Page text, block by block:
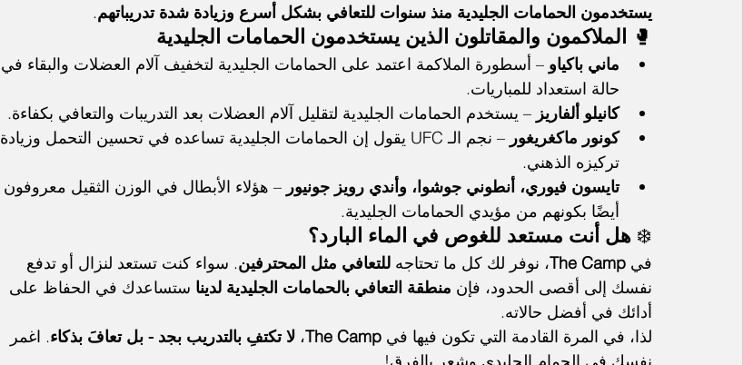
يستخدمون الحمامات الجليدية منذ سنوات للتعافي بشكل أسرع وزيادة شدة تدريباتهم.
🥊 الملاكمون والمقاتلون الذين يستخدمون الحمامات الجليدية
ماني باكياو – أسطورة الملاكمة اعتمد على الحمامات الجليدية لتخفيف آلام العضلات والبقاء في
حالة استعداد للمباريات.
كانيلو ألفاريز – يستخدم الحمامات الجليدية لتقليل آلام العضلات بعد التدريبات والتعافي بكفاءة.
كونور ماكغريغور
– نجم الـ UFC يقول إن الحمامات الجليدية تساعده في تحسين التحمل وزيادة
تركيزه الذهني.
تايسون فيوري، أنطوني جوشوا، وأندي رويز جونيور – هؤلاء الأبطال في الوزن الثقيل معروفون
أيضًا بكونهم من مؤيدي الحمامات الجليدية.
❄️ هل أنت مستعد للغوص في الماء البارد؟
في The Camp، نوفر لك كل ما تحتاجه للتعافي مثل المحترفين. سواء كنت تستعد لنزال أو تدفع
نفسك إلى أقصى الحدود، فإن منطقة التعافي بالحمامات الجليدية لدينا ستساعدك في الحفاظ على
أدائك في أفضل حالاته.
لذا، في المرة القادمة التي تكون فيها في The Camp، لا تكتفِ بالتدريب بجد - بل تعافَ بذكاء. اغمر